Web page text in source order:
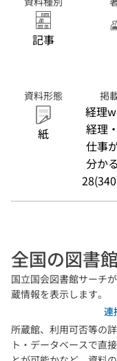
記事
資料形態
紙
掲
経理
経理
仕事
分か
全国の図書
国立国会図書館サーチ
蔵情報を表示します。
連
所蔵館、利用可否等の
ト・データベースで直